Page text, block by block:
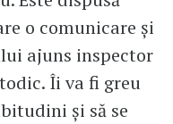
o comunicare și
ajuns inspector
Îi va fi greu
și să se